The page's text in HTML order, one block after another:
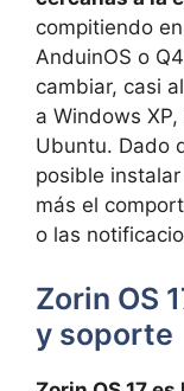
compitiendo
AnduinOS o
cambiar, casi
a Windows
Ubuntu. Dado
posible
más el
o las
Zorin OS
y soporte